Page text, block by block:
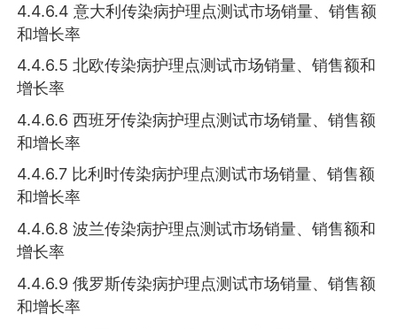
4.4.6.4 意大利传染病护理点测试市场销量、销售额
和增长率
4.4.6.5 北欧传染病护理点测试市场销量、销售额和
增长率
4.4.6.6 西班牙传染病护理点测试市场销量、销售额
和增长率
4.4.6.7 比利时传染病护理点测试市场销量、销售额
和增长率
4.4.6.8 波兰传染病护理点测试市场销量、销售额和
增长率
4.4.6.9 俄罗斯传染病护理点测试市场销量、销售额
和增长率